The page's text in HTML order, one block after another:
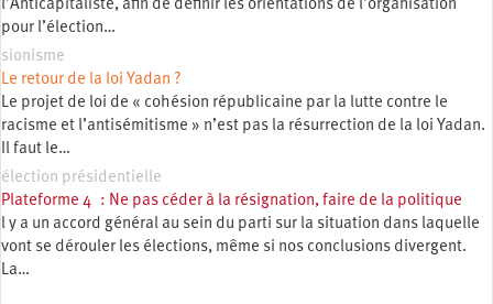
l’Anticapitaliste, afin de définir les orientations de l’organisation
pour l’élection…
sionisme
Le retour de la loi Yadan ?
Le projet de loi de « cohésion républicaine par la lutte contre le
racisme et l’antisémitisme » n’est pas la résurrection de la loi Yadan.
Il faut le…
élection présidentielle
Plateforme 4 : Ne pas céder à la résignation, faire de la politique
l y a un accord général au sein du parti sur la situation dans laquelle
vont se dérouler les élections, même si nos conclusions divergent.
La…